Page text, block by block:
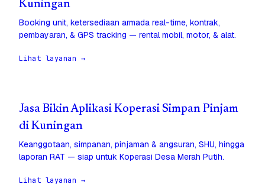
Kuningan
Booking unit, ketersediaan armada real-time, kontrak,
pembayaran, & GPS tracking — rental mobil, motor, & alat.
Lihat layanan →
Jasa Bikin Aplikasi Koperasi Simpan Pinjam
di Kuningan
Keanggotaan, simpanan, pinjaman & angsuran, SHU, hingga
laporan RAT — siap untuk Koperasi Desa Merah Putih.
Lihat layanan →